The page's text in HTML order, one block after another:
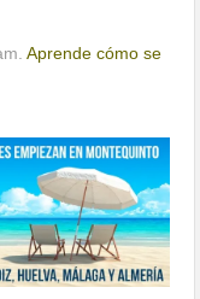
Aprende cómo se